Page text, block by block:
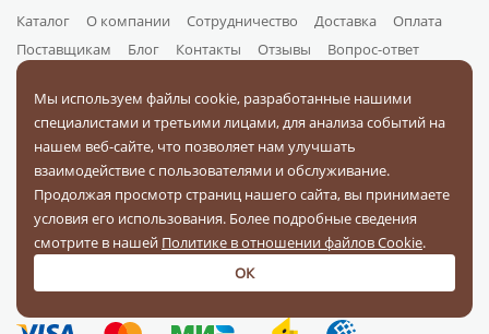
Каталог О компании Сотрудничество Доставка
Оплата
Поставщикам
Блог Контакты Отзывы
Вопрос-ответ
Документы
Оплачивайте заказы
На связи в соц. сетях
Мы используем файлы cookie, разработанные нашими
специалистами и третьими лицами, для анализа событий на
нашем веб-сайте, что позволяет нам улучшать
взаимодействие с пользователями и обслуживание.
Продолжая просмотр страниц нашего сайта, вы принимаете
условия его использования. Более подробные сведения
смотрите в нашей Политике в отношении файлов Cookie.
ОК